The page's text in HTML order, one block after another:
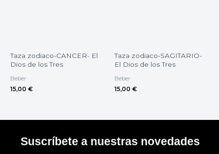
Taza zodiaco-CANCER- El
Dios de los Tres
Beber
15,00 €
Taza zodiaco-SAGITARIO-
El Dios de los Tres
Beber
15,00 €
Suscríbete a nuestras novedades